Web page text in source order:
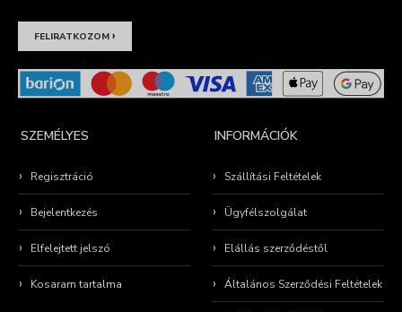
FELIRATKOZOM ›
SZEMÉLYES
Regisztráció
Bejelentkezés
Elfelejtett jelszó
Kosaram tartalma
INFORMÁCIÓK
Szállítási Feltételek
Ügyfélszolgálat
Elállás szerződéstől
Általános Szerződési Feltételek